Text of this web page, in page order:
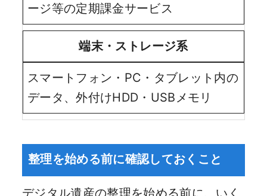
ージ等の定期課金サービス
端末・ストレージ系
スマートフォン・PC・タブレット内の
データ、外付けHDD・USBメモリ
整理を始める前に確認しておくこと
デジタル遺産の整理を始める前に、いく